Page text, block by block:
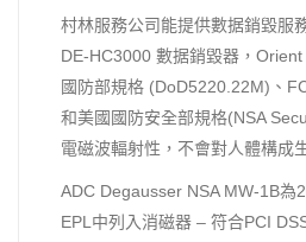
村林服務公司能提供數据銷毀服
DE-HC3000 數据銷毀器，
國防部規格 (DoD5220.22M)、
和美國國防安全部規格(NSA
電磁波輻射性，不會對人體構成
ADC Degausser NSA MW-1B為
EPL中列入消磁器 – 符合PCI